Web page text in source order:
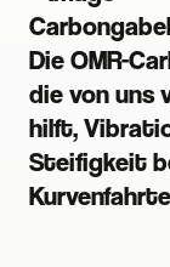
Carbongabel
Die OMR-
die von uns
hilft,
Steifigkeit